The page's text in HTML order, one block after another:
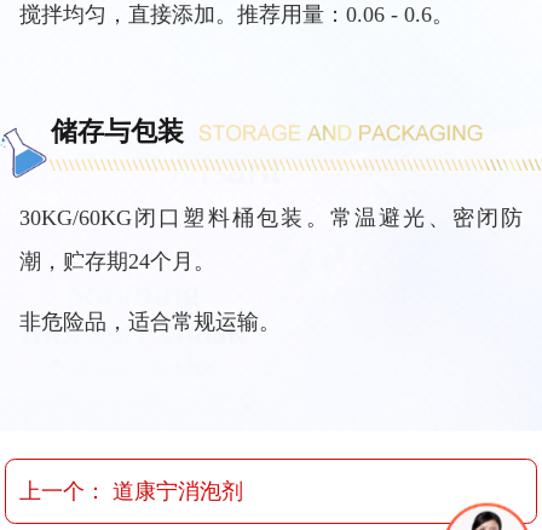
搅拌均匀，直接添加。推荐用量： 0.06 - 0.6。
储存与包装
30KG/60KG闭口塑料桶包装。常温避光、密闭防
潮，贮存期24个月。
非危险品，适合常规运输。
上一个： 道康宁消泡剂